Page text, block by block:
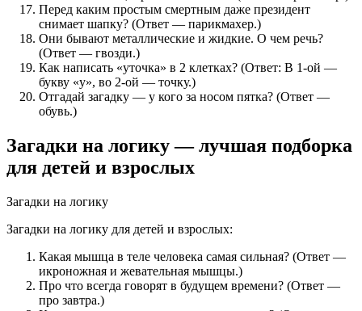
Перед каким простым смертным даже президент
снимает шапку? (Ответ — парикмахер.)
Они бывают металлические и жидкие. О чем речь?
(Ответ — гвозди.)
Как написать «уточка» в 2 клетках? (Ответ: В 1-ой —
букву «у», во 2-ой — точку.)
Отгадай загадку — у кого за носом пятка? (Ответ —
обувь.)
Загадки на логику — лучшая подборка
для детей и взрослых
Загадки на логику
Загадки на логику для детей и взрослых:
Какая мышца в теле человека самая сильная? (Ответ —
икроножная и жевательная мышцы.)
Про что всегда говорят в будущем времени? (Ответ —
про завтра.)